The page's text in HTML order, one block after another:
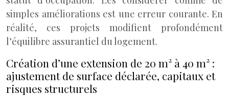
simples améliorations est une erreur courante. En
réalité, ces projets modifient profondément
l’équilibre assurantiel du logement.
Création d’une extension de 20 m² à 40 m² :
ajustement de surface déclarée, capitaux et
risques structurels